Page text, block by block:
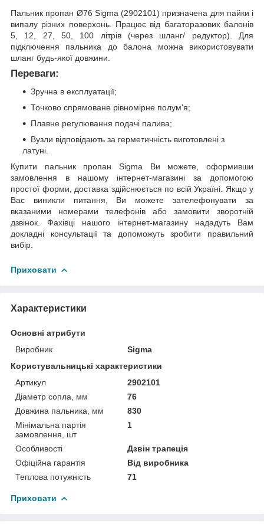
Пальник пропан Ø76 Sigma (2902101) призначена для пайки і
випалу різних поверхонь. Працює від багаторазових балонів
5, 12, 27, 50, 100 літрів (через шланг/ редуктор). Для
підключення пальника до балона можна використовувати
шланг будь-якої довжини.
Переваги:
Зручна в експлуатації;
Точково спрямоване рівномірне полум'я;
Плавне регулювання подачі палива;
Вузли відповідають за герметичність виготовлені з
латуні.
Купити пальник пропан Sigma Ви можете, оформивши
замовлення в нашому інтернет-магазині за допомогою
простої форми, доставка здійснюється по всій Україні. Якщо у
Вас виникли питання, Ви можете зателефонувати за
вказаними номерами телефонів або замовити зворотній
дзвінок. Фахівці нашого інтернет-магазину нададуть Вам
докладні консультації та допоможуть зробити правильний
вибір.
Приховати
Характеристики
Основні атрибути
Виробник
Sigma
Користувальницькі характеристики
Артикул
2902101
Діаметр сопла, мм
76
Довжина пальника, мм
830
Мінімальна партія
замовлення, шт
1
Особливості
Дзвін трапеція
Офіційна гарантія
Від виробника
Теплова потужність
71
Приховати